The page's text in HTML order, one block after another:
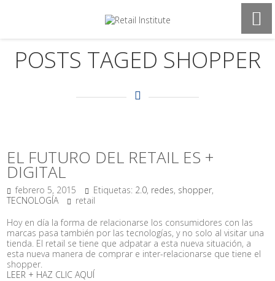
POSTS TAGED SHOPPER
EL FUTURO DEL RETAIL ES +
DIGITAL
febrero 5, 2015 Etiquetas: 2.0, redes, shopper,
TECNOLOGÍA
retail
Hoy en día la forma de relacionarse los consumidores con las
marcas pasa también por las tecnologías, y no solo al visitar una
tienda. El retail se tiene que adpatar a esta nueva situación, a
esta nueva manera de comprar e inter-relacionarse que tiene el
shopper.
LEER + HAZ CLIC AQUÍ